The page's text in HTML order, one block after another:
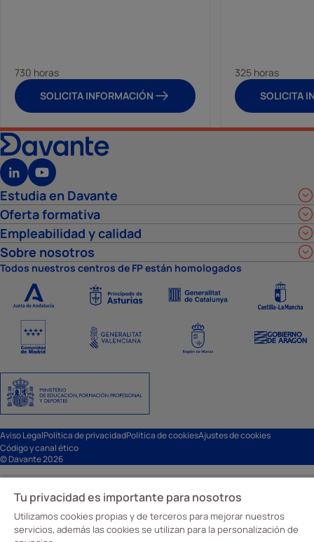
730 horas
SOLICITA INFORMACIÓN
325 horas
SOLICITA
Estudia en Davante
Oferta formativa
Empleabilidad y calidad
Sobre nosotros
Todos nuestros centros de FP están homologados
Aviso LegalPolítica de privacidadPolítica de cookiesAjustes de cookies
Código y canal ético
© Davante 2026
Tu privacidad es importante para nosotros
Utilizamos cookies propias y de terceros para mejorar nuestros
servicios, además las cookies se utilizan para la personalización de